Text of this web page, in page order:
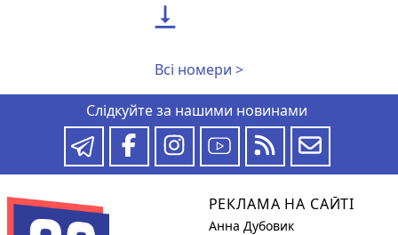

Всі номери >
Слідкуйте за нашими новинами
РЕКЛАМА НА САЙТІ
Анна Дубовик